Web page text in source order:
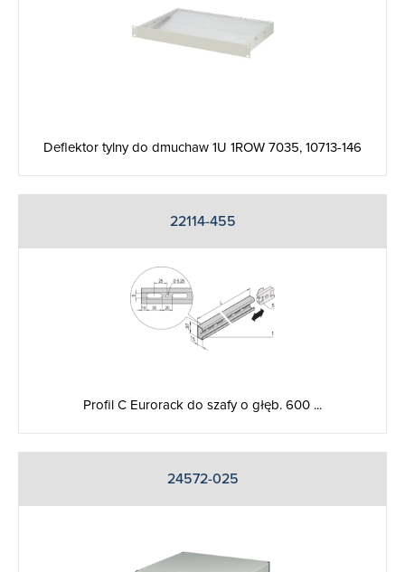
Deflektor tylny do dmuchaw 1U 1ROW 7035, 10713-146
22114-455
Profil C Eurorack do szafy o głęb. 600 ...
24572-025